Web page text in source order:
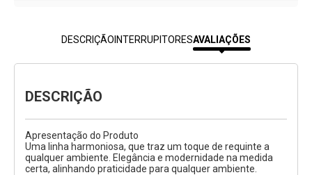
DESCRIÇÃO INTERRUPITORESAVALIAÇÕES
DESCRIÇÃO
Apresentação do Produto
Uma linha harmoniosa, que traz um toque de requinte a
qualquer ambiente. Elegância e modernidade na medida
certa, alinhando praticidade para qualquer ambiente.